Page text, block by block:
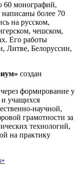
60 монографий,
более 70
на русском,
чешском,
Его работы
Литве, Белоруссии,
создан
формирование у
и учащихся
научной,
грамотности за
технологий,
на практику